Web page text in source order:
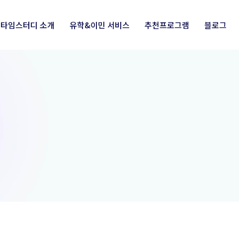
타임스터디 소개 유학&이민 서비스 추천프로그램 블로그